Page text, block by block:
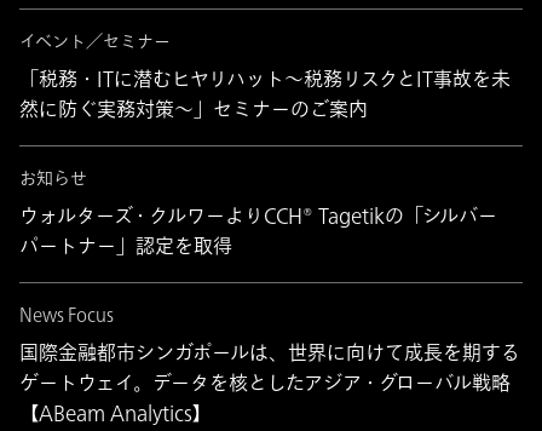
イベント／セミナー
「税務・ITに潜むヒヤリハット～税務リスクとIT事故を未
然に防ぐ実務対策～」セミナーのご案内
お知らせ
ウォルターズ・クルワーよりCCH® Tagetikの「シルバー
パートナー」認定を取得
News Focus
国際金融都市シンガポールは、世界に向けて成長を期する
ゲートウェイ。データを核としたアジア・グローバル戦略
【ABeam Analytics】